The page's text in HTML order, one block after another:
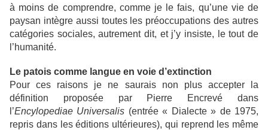
à moins de comprendre, comme je le fais, qu’une vie de
paysan intègre aussi toutes les préoccupations des autres
catégories sociales, autrement dit, et j’y insiste, le tout de
l’humanité.
Le patois comme langue en voie d’extinction
Pour ces raisons je ne saurais non plus accepter la
définition proposée par Pierre Encrevé dans
l’Encylopediae Universalis (entrée « Dialecte » de 1975,
repris dans les éditions ultérieures), qui reprend les même